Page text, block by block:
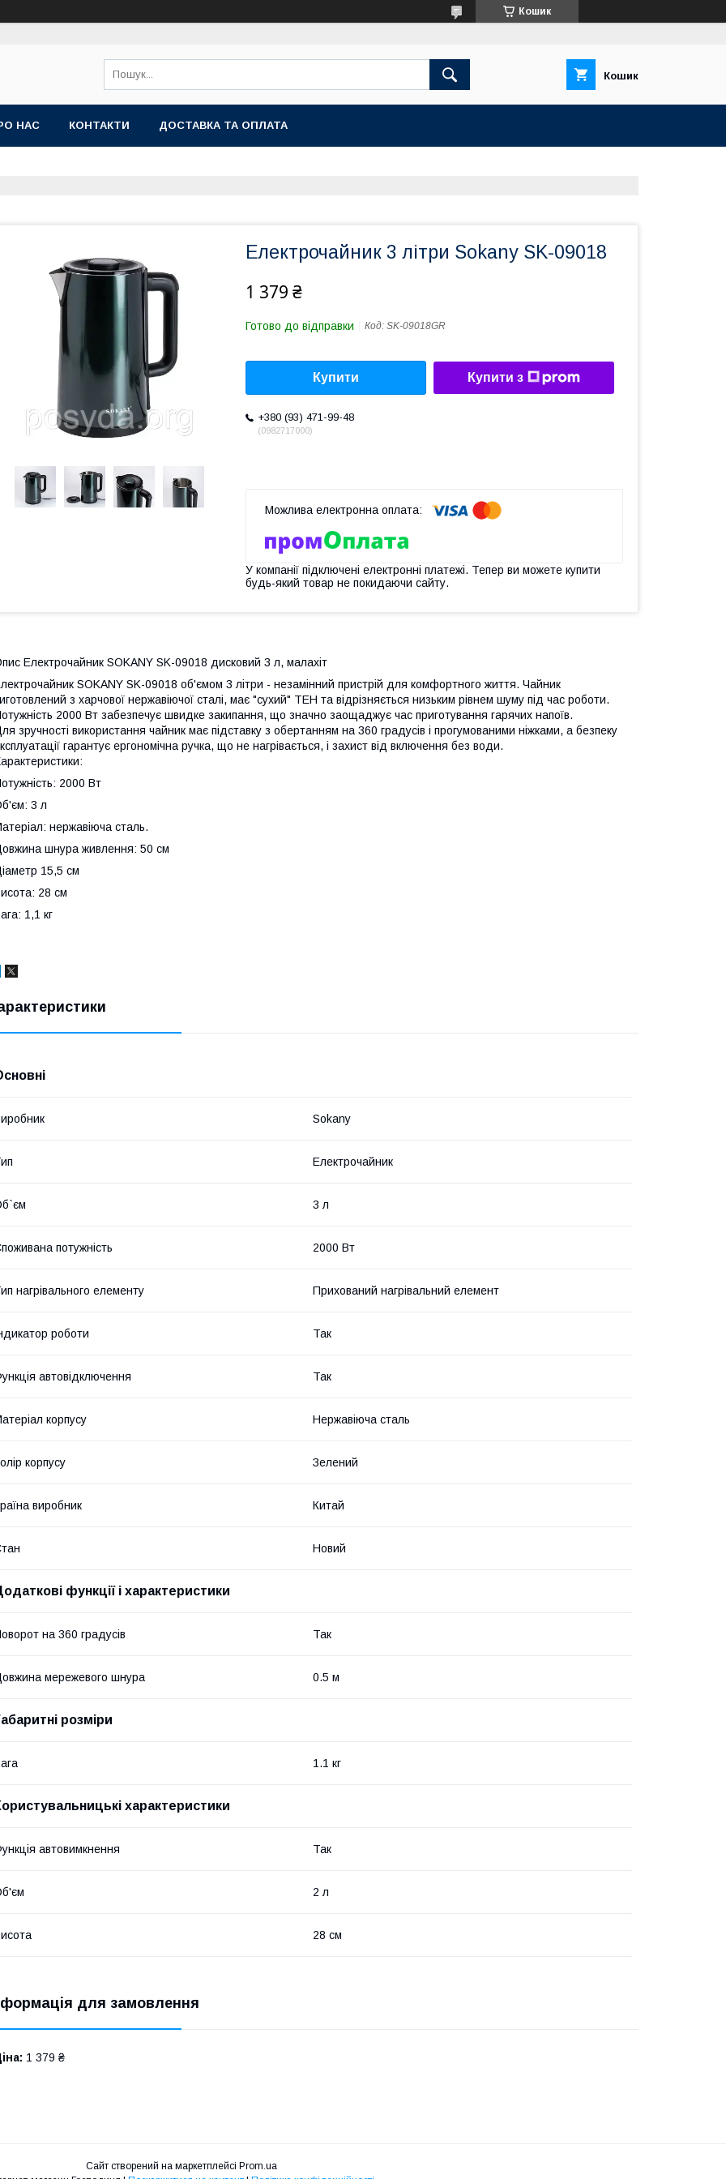
Кошик
Кошик
НАС КОНТАКТИ ДОСТАВКА ТА ОПЛАТА
Електрочайник 3 літри Sokany SK-09018
1 379 ₴
Готово до відправки Код: SK-09018GR
Купити Купити з
+380 (93) 471-99-48
0982717000
У компанії підключені електронні платежі. Тепер ви можете купити
будь-який товар не покидаючи сайту.
Електрочайник SOKANY SK-09018 дисковий 3 л, малахіт
SOKANY SK-09018 об'ємом 3 літри - незамінний пристрій для комфортного життя. Чайник
з харчової нержавіючої сталі, має "сухий" ТЕН та відрізняється низьким рівнем шуму під час роботи.
2000 Вт забезпечує швидке закипання, що значно заощаджує час приготування гарячих напоїв.
зручності використання чайник має підставку з обертанням на 360 градусів і прогумованими ніжками, а безпеку
гарантує ергономічна ручка, що не нагрівається, і захист від включення без води.
2000 Вт
3 л
нержавіюча сталь.
шнура живлення: 50 см
15,5 см
28 см
1,1 кг
Sokany
Електрочайник
3 л
потужність 2000 Вт
нагрівального елементу Прихований нагрівальний елемент
роботи Так
автовідключення Так
корпусу Нержавіюча сталь
корпусу Зелений
виробник Китай
Новий
функції і характеристики
на 360 градусів Так
мережевого шнура 0.5 м
розміри
1.1 кг
характеристики
автовимкнення Так
2 л
28 см
для замовлення
1 379 ₴
Сайт створений на маркетплейсі Prom.ua